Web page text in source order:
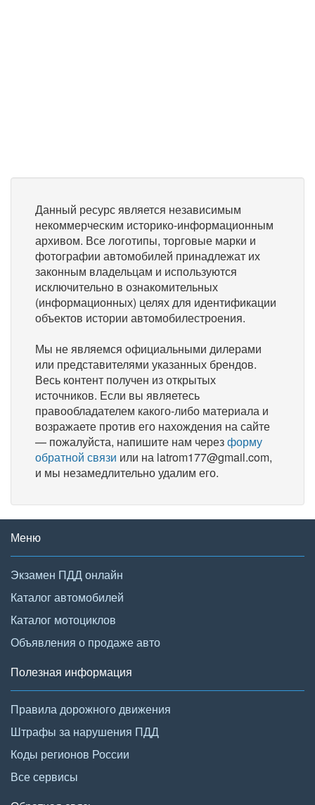
Данный ресурс является независимым
некоммерческим историко-информационным
архивом. Все логотипы, торговые марки и
фотографии автомобилей принадлежат их
законным владельцам и используются
исключительно в ознакомительных
(информационных) целях для идентификации
объектов истории автомобилестроения.
Мы не являемся официальными дилерами
или представителями указанных брендов.
Весь контент получен из открытых
источников. Если вы являетесь
правообладателем какого-либо материала и
возражаете против его нахождения на сайте
— пожалуйста, напишите нам черезформу
обратной связи или на latrom177@gmail.com,
и мы незамедлительно удалим его.
Меню
Экзамен ПДД онлайн
Каталог автомобилей
Каталог мотоциклов
Объявления о продаже авто
Полезная информация
Правила дорожного движения
Штрафы за нарушения ПДД
Коды регионов России
Все сервисы